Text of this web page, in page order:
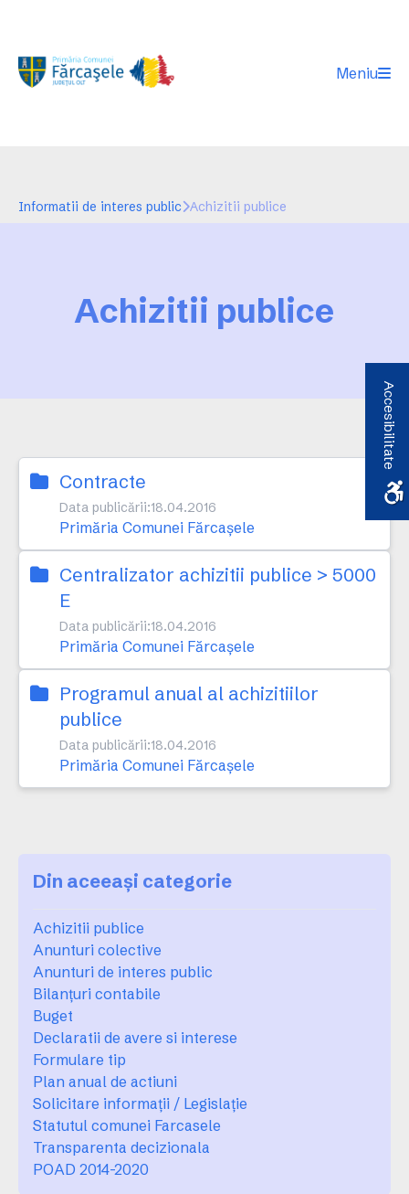
Meniu
Informatii de interes public Achizitii publice
Achizitii publice
Contracte
Data publicării:18.04.2016
Primăria Comunei Fărcaşele
Centralizator achizitii publice > 5000
E
Data publicării:18.04.2016
Primăria Comunei Fărcaşele
Programul anual al achizitiilor
publice
Data publicării:18.04.2016
Primăria Comunei Fărcaşele
Din aceeași categorie
Achizitii publice
Anunturi colective
Anunturi de interes public
Bilanţuri contabile
Buget
Declaratii de avere si interese
Formulare tip
Plan anual de actiuni
Solicitare informaţii / Legislaţie
Statutul comunei Farcasele
Transparenta decizionala
POAD 2014-2020
Accesibilitate